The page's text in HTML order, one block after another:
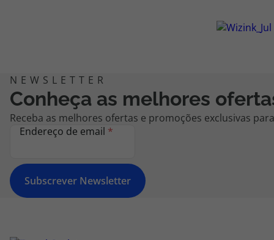
Conheça as melhores
Receba as melhores ofertas e promoções exclusivas
Endereço de email *
Subscrever Newsletter